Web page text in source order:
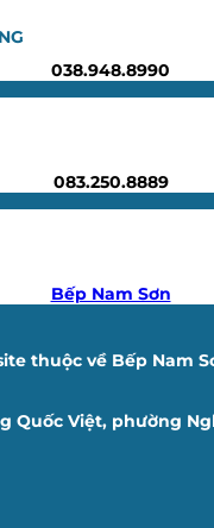
038.948.8990
083.250.8889
Bếp Nam Sơn
thuộc về Bếp Nam
Quốc Việt, phường